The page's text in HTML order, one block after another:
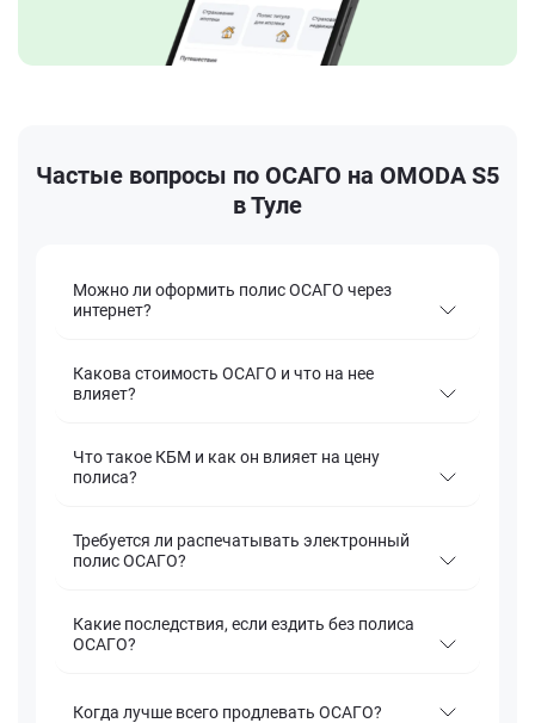
Частые вопросы по ОСАГО на OMODA S5
в Туле
Можно ли оформить полис ОСАГО через
интернет?
Какова стоимость ОСАГО и что на нее
влияет?
Что такое КБМ и как он влияет на цену
полиса?
Требуется ли распечатывать электронный
полис ОСАГО?
Какие последствия, если ездить без полиса
ОСАГО?
Когда лучше всего продлевать ОСАГО?